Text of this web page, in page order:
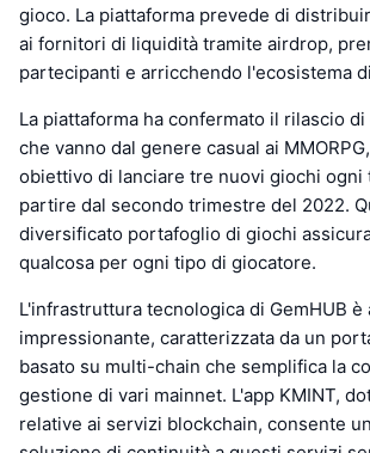
gioco. La piattaforma prevede di
ai fornitori di liquidità tramite airdrop,
partecipanti e arricchendo l'ecosistema
La piattaforma ha confermato il rilascio
che vanno dal genere casual ai
obiettivo di lanciare tre nuovi giochi ogni
partire dal secondo trimestre del 2022.
diversificato portafoglio di giochi
qualcosa per ogni tipo di giocatore.
L'infrastruttura tecnologica di GemHUB
impressionante, caratterizzata da un
basato su multi-chain che semplifica la
gestione di vari mainnet. L'app KMINT,
relative ai servizi blockchain, consente